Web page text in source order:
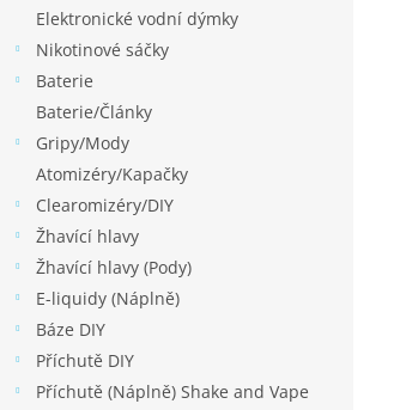
Elektronické vodní dýmky
Nikotinové sáčky
Baterie
Baterie/Články
Gripy/Mody
Atomizéry/Kapačky
Clearomizéry/DIY
Žhavící hlavy
Žhavící hlavy (Pody)
E-liquidy (Náplně)
Báze DIY
Příchutě DIY
Příchutě (Náplně) Shake and Vape